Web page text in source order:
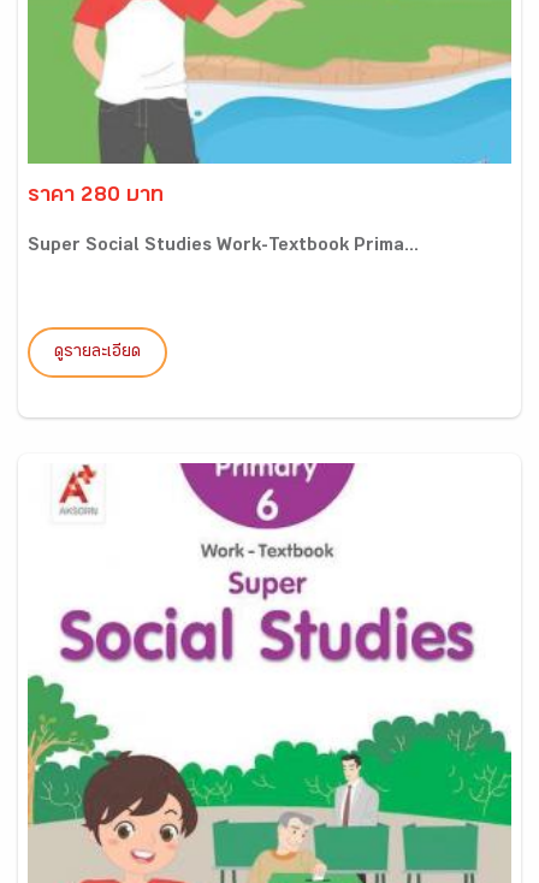
ราคา 280 บาท
Super Social Studies Work-Textbook Prima...
ดูรายละเอียด